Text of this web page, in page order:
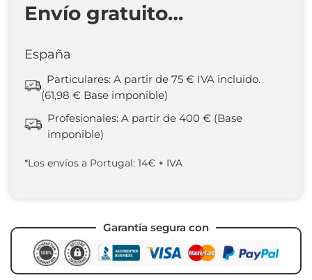
Envío gratuito…
España
Particulares: A partir de 75 € IVA incluido.
(61,98 € Base imponible)
Profesionales: A partir de 400 € (Base
imponible)
*Los envíos a Portugal: 14€ + IVA
Garantía segura con